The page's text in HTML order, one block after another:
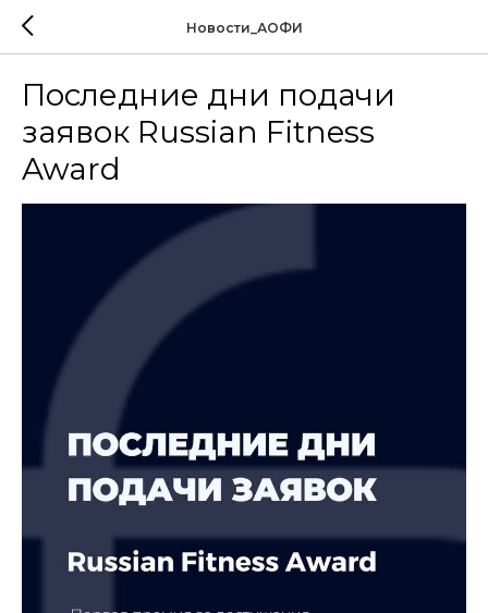
Новости_АОФИ
Последние дни подачи
заявок Russian Fitness
Award